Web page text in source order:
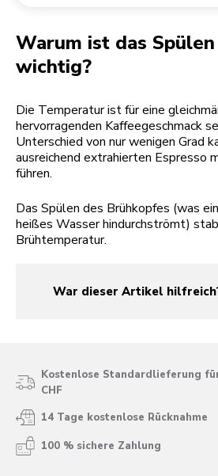
Warum ist das
wichtig?
Die Temperatur ist für eine
hervorragenden Kaffeegeschmack
Unterschied von nur wenigen Grad
ausreichend extrahierten Espresso
führen.
Das Spülen des Brühkopfes (was
heißes Wasser hindurchströmt)
Brühtemperatur.
War dieser Artikel
yes
no
Kostenlose Standardlieferung
CHF
14 Tage kostenlose Rücknahme
100 % sichere Zahlung